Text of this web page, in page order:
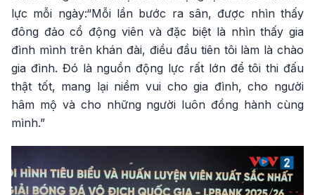
lực mỗi ngày:“Mỗi lần bước ra sân, được nhìn thấy
đông đảo cổ động viên và đặc biệt là nhìn thấy gia
đình mình trên khán đài, điều đầu tiên tôi làm là chào
gia đình. Đó là nguồn động lực rất lớn để tôi thi đấu
thật tốt, mang lại niềm vui cho gia đình, cho người
hâm mộ và cho những người luôn đồng hành cùng
mình.”